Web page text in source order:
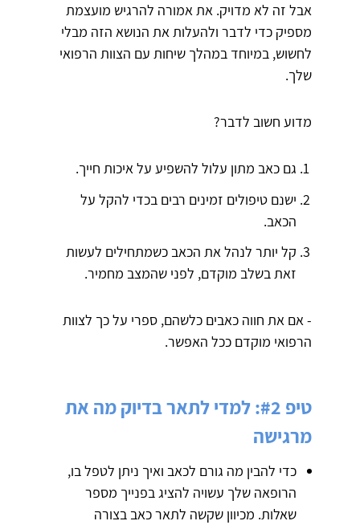
אבל זה לא מדויק. את אמורה להרגיש מועצמת
מספיק כדי לדבר ולהעלות את הנושא הזה מבלי
לחשוש, במיוחד במהלך שיחות עם הצוות הרפואי
שלך.
מדוע חשוב לדבר?
גם כאב מתון עלול להשפיע על איכות חייך.
ישנם טיפולים זמינים רבים בכדי להקל על
הכאב.
קל יותר לנהל את הכאב כשמתחילים לעשות
זאת בשלב מוקדם, לפני שהמצב מחמיר.
- אם את חווה כאבים כלשהם, ספרי על כך לצוות
הרפואי מוקדם ככל האפשר.
טיפ #2: למדי לתאר בדיוק מה את
מרגישה
כדי להבין מה גורם לכאב ואיך ניתן לטפל בו,
הרופאה שלך עשויה להציג בפנייך מספר
שאלות. מכיוון שקשה לתאר כאב בצורה